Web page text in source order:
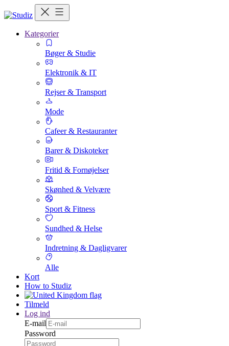
Kategorier
Bøger & Studie
Elektronik & IT
Rejser & Transport
Mode
Cafeer & Restauranter
Barer & Diskoteker
Fritid & Fornøjelser
Skønhed & Velvære
Sport & Fitness
Sundhed & Helse
Indretning & Dagligvarer
Alle
Kort
How to Studiz
Tilmeld
Log ind
E-mail
Password